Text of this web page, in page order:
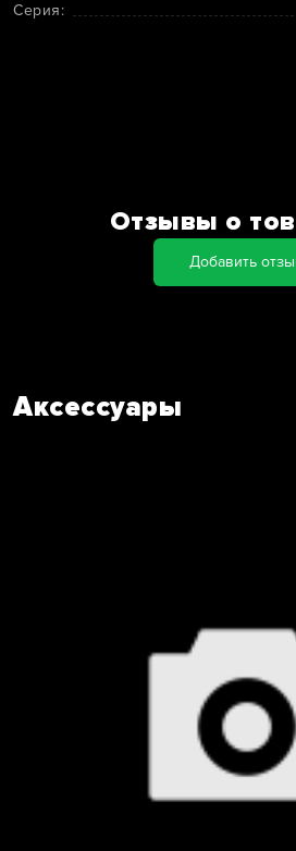
Серия:
Отзывы о
Добавить
Аксессуары